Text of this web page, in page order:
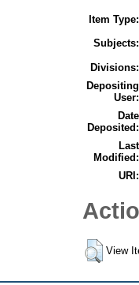
Item Type:
Subjects:
Divisions:
Depositing
User:
Date
Deposited:
Last
Modified:
URI:
View